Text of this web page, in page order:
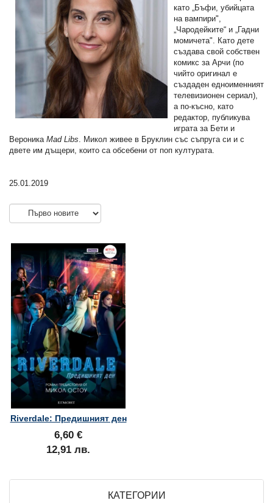
като „Бъфи, убийцата
на вампири",
„Чародейките“ и „Гадни
момичета". Като дете
създава свой собствен
комикс за Арчи (по
чийто оригинал е
създаден едноименният
телевизионен сериал),
а по-късно, като
редактор, публикува
играта за Бети и
Вероника Mad Libs . Микол живее в Бруклин със съпруга си и с
двете им дъщери, които са обсебени от поп културата.
25.01.2019
Riverdale: Предишният ден
6,60 €
12,91 лв.
КАТЕГОРИИ